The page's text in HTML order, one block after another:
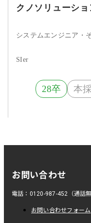
クノソリューショ
卒採用
システムエンジニア・
SIer
28卒 本
お問い合わせ
電話：0120-987-452（通話
お問い合わせフォーム